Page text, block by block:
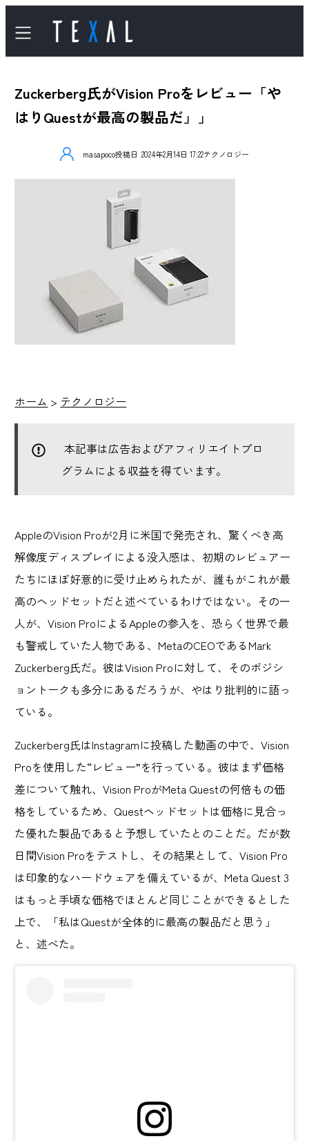
Zuckerberg氏がVision Proをレビュー「や
はりQuestが最高の製品だ」」
masapoco投稿日 2024年2月14日 17:22テクノロジー
ホーム > テクノロジー
本記事は広告およびアフィリエイトプロ
グラムによる収益を得ています。
AppleのVision Proが2月に米国で発売され、驚くべき高
解像度ディスプレイによる没入感は、初期のレビュアー
たちにほぼ好意的に受け止められたが、誰もがこれが最
高のヘッドセットだと述べているわけではない。その一
人が、Vision ProによるAppleの参入を、恐らく世界で最
も警戒していた人物である、MetaのCEOであるMark
Zuckerberg氏だ。彼はVision Proに対して、そのポジシ
ョントークも多分にあるだろうが、やはり批判的に語っ
ている。
Zuckerberg氏はInstagramに投稿した動画の中で、Vision
Proを使用した“レビュー”を行っている。彼はまず価格
差について触れ、Vision ProがMeta Questの何倍もの価
格をしているため、Questヘッドセットは価格に見合っ
た優れた製品であると予想していたとのことだ。だが数
日間Vision Proをテストし、その結果として、Vision Pro
は印象的なハードウェアを備えているが、Meta Quest 3
はもっと手頃な価格でほとんど同じことができるとした
上で、「私はQuestが全体的に最高の製品だと思う」
と、述べた。